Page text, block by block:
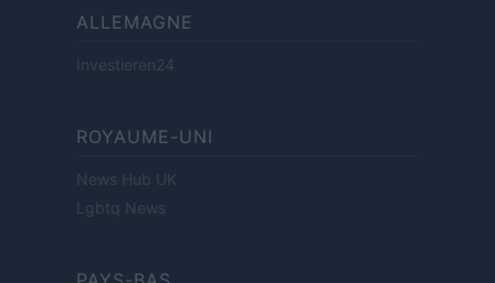
ALLEMAGNE
Investieren24
ROYAUME-UNI
News Hub UK
Lgbtq News